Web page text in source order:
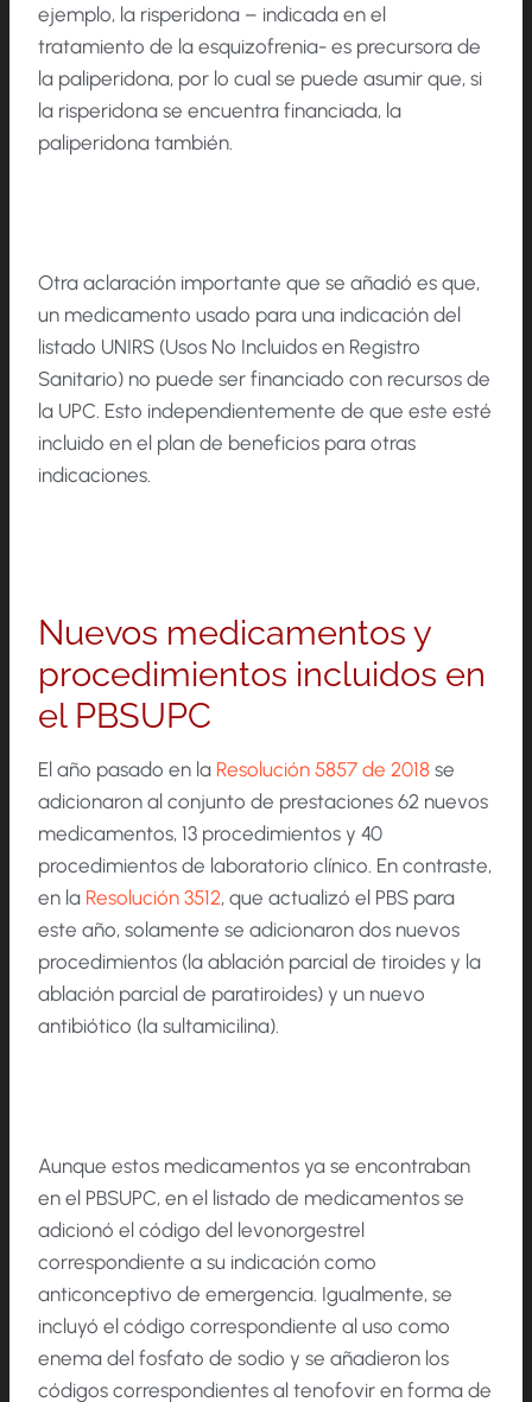
ejemplo, la risperidona – indicada en el
tratamiento de la esquizofrenia- es precursora de
la paliperidona, por lo cual se puede asumir que, si
la risperidona se encuentra financiada, la
paliperidona también.
Otra aclaración importante que se añadió es que,
un medicamento usado para una indicación del
listado UNIRS (Usos No Incluidos en Registro
Sanitario) no puede ser financiado con recursos de
la UPC. Esto independientemente de que este esté
incluido en el plan de beneficios para otras
indicaciones.
Nuevos medicamentos y
procedimientos incluidos en
el PBSUPC
El año pasado en la Resolución 5857 de 2018 se
adicionaron al conjunto de prestaciones 62 nuevos
medicamentos, 13 procedimientos y 40
procedimientos de laboratorio clínico. En contraste,
en la Resolución 3512, que actualizó el PBS para
este año, solamente se adicionaron dos nuevos
procedimientos (la ablación parcial de tiroides y la
ablación parcial de paratiroides) y un nuevo
antibiótico (la sultamicilina).
Aunque estos medicamentos ya se encontraban
en el PBSUPC, en el listado de medicamentos se
adicionó el código del levonorgestrel
correspondiente a su indicación como
anticonceptivo de emergencia. Igualmente, se
incluyó el código correspondiente al uso como
enema del fosfato de sodio y se añadieron los
códigos correspondientes al tenofovir en forma de